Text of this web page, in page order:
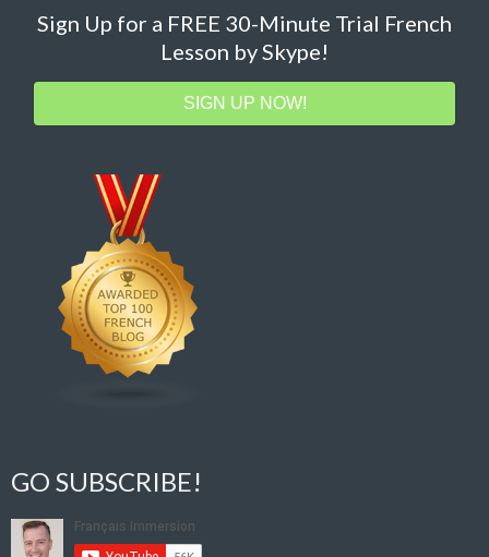
Sign Up for a FREE 30-Minute Trial French
Lesson by Skype!
SIGN UP NOW!
GO SUBSCRIBE!